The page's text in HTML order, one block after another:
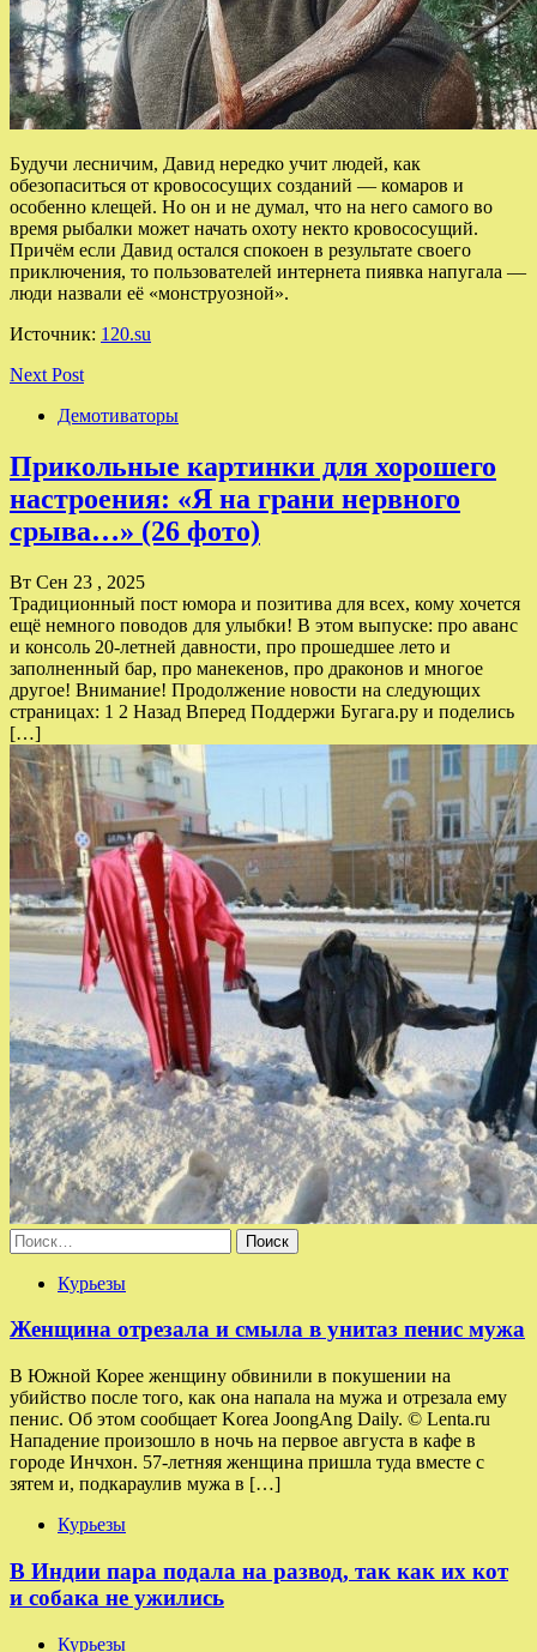
Будучи лесничим, Давид нередко учит людей, как
обезопаситься от кровососущих созданий — комаров и
особенно клещей. Но он и не думал, что на него самого во
время рыбалки может начать охоту некто кровососущий.
Причём если Давид остался спокоен в результате своего
приключения, то пользователей интернета пиявка напугала —
люди назвали её «монструозной».
Источник: 120.su
Next Post
Демотиваторы
Прикольные картинки для хорошего
настроения: «Я на грани нервного
срыва…» (26 фото)
Вт Сен 23 , 2025
Традиционный пост юмора и позитива для всех, кому хочется
ещё немного поводов для улыбки! В этом выпуске: про аванс
и консоль 20-летней давности, про прошедшее лето и
заполненный бар, про манекенов, про драконов и многое
другое! Внимание! Продолжение новости на следующих
страницах: 1 2 Назад Вперед Поддержи Бугага.ру и поделись
[…]
Найти:
Курьезы
Женщина отрезала и смыла в унитаз пенис мужа
В Южной Корее женщину обвинили в покушении на
убийство после того, как она напала на мужа и отрезала ему
пенис. Об этом сообщает Korea JoongAng Daily. © Lenta.ru
Нападение произошло в ночь на первое августа в кафе в
городе Инчхон. 57-летняя женщина пришла туда вместе с
зятем и, подкараулив мужа в […]
Курьезы
В Индии пара подала на развод, так как их кот
и собака не ужились
Курьезы